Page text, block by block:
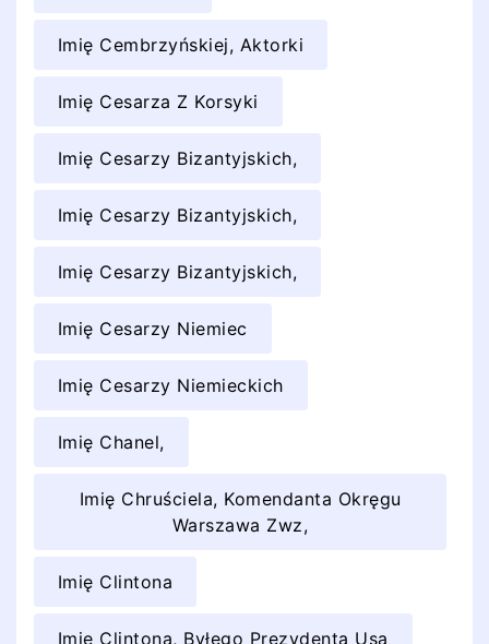
Imię Cembrzyńskiej, Aktorki
Imię Cesarza Z Korsyki
Imię Cesarzy Bizantyjskich,
Imię Cesarzy Bizantyjskich,
Imię Cesarzy Bizantyjskich,
Imię Cesarzy Niemiec
Imię Cesarzy Niemieckich
Imię Chanel,
Imię Chruściela, Komendanta Okręgu
Warszawa Zwz,
Imię Clintona
Imię Clintona, Byłego Prezydenta Usa